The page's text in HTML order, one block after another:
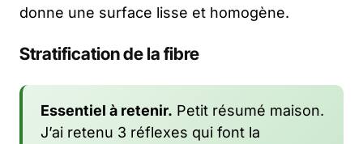
donne une surface lisse et homogène.
Stratification de la fibre
Essentiel à retenir. Petit résumé maison.
J’ai retenu 3 réflexes qui font la